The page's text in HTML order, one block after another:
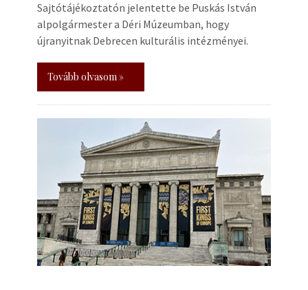
Sajtótájékoztatón jelentette be Puskás István
alpolgármester a Déri Múzeumban, hogy
újranyitnak Debrecen kulturális intézményei.
Tovább olvasom »